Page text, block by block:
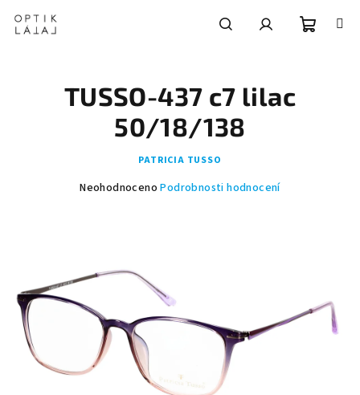
obsah
TUSSO-437 c7 lilac
50/18/138
PATRICIA TUSSO
Průměrné
5
hvězdiček.
Neohodnoceno Podrobnosti hodnocení